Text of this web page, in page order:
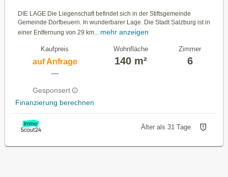
DIE LAGE Die Liegenschaft befindet sich in der Stiftsgemeinde
Gemeinde Dorfbeuern. In wunderbarer Lage. Die Stadt Salzburg ist in
einer Entfernung von 29 km... mehr anzeigen
Kaufpreis
auf Anfrage
—
Gesponsert
Finanzierung berechnen
Wohnfläche
140 m²
Zimmer
6
Älter als 31 Tage